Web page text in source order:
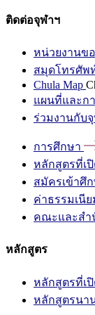
ติดต่อจุฬาฯ
หน่วยงานข
สมุดโทรศัพ
Chula Map
แผนที่และก
ร่วมงานกับ
การศึกษา
หลักสูตรที่เ
สมัครเข้าศึ
ค่าธรรมเนี
คณะและสำ
หลักสูตร
หลักสูตรที่เ
หลักสูตรนา